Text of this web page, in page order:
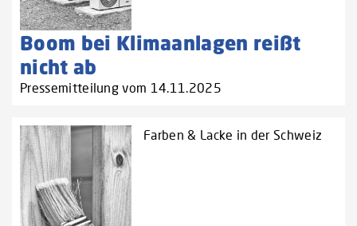
Boom bei Klimaanlagen reißt
nicht ab
Pressemitteilung vom 14.11.2025
Farben & Lacke in der Schweiz